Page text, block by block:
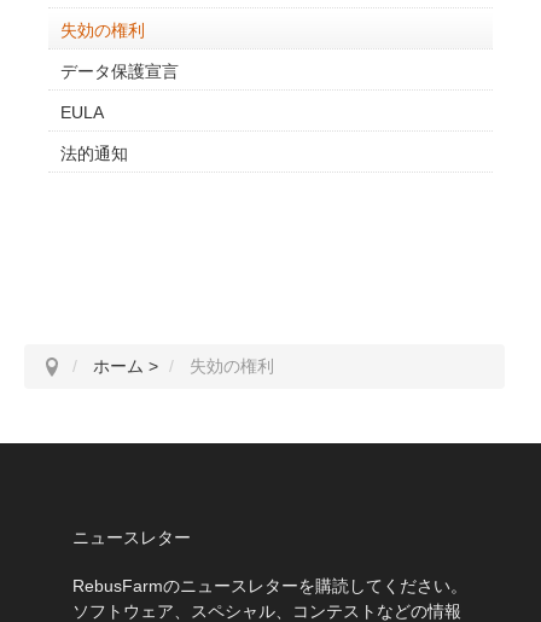
失効の権利
データ保護宣言
EULA
法的通知
ホーム > 失効の権利
ニュースレター
RebusFarmのニュースレターを購読してください。
ソフトウェア、スペシャル、コンテストなどの情報